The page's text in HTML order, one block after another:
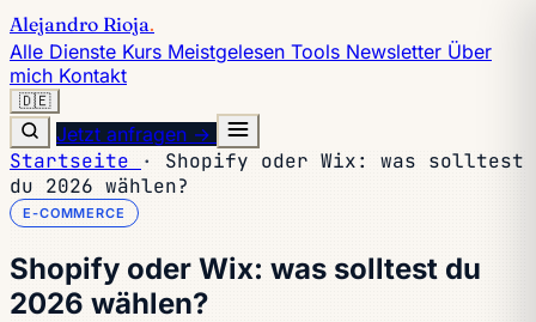
Alejandro Rioja.
Alle Dienste Kurs Meistgelesen Tools Newsletter Über
mich Kontakt
🇩🇪
Jetzt anfragen →
Startseite ·
Shopify oder Wix: was solltest
du 2026 wählen?
E-COMMERCE
Shopify oder Wix: was solltest du
2026 wählen?